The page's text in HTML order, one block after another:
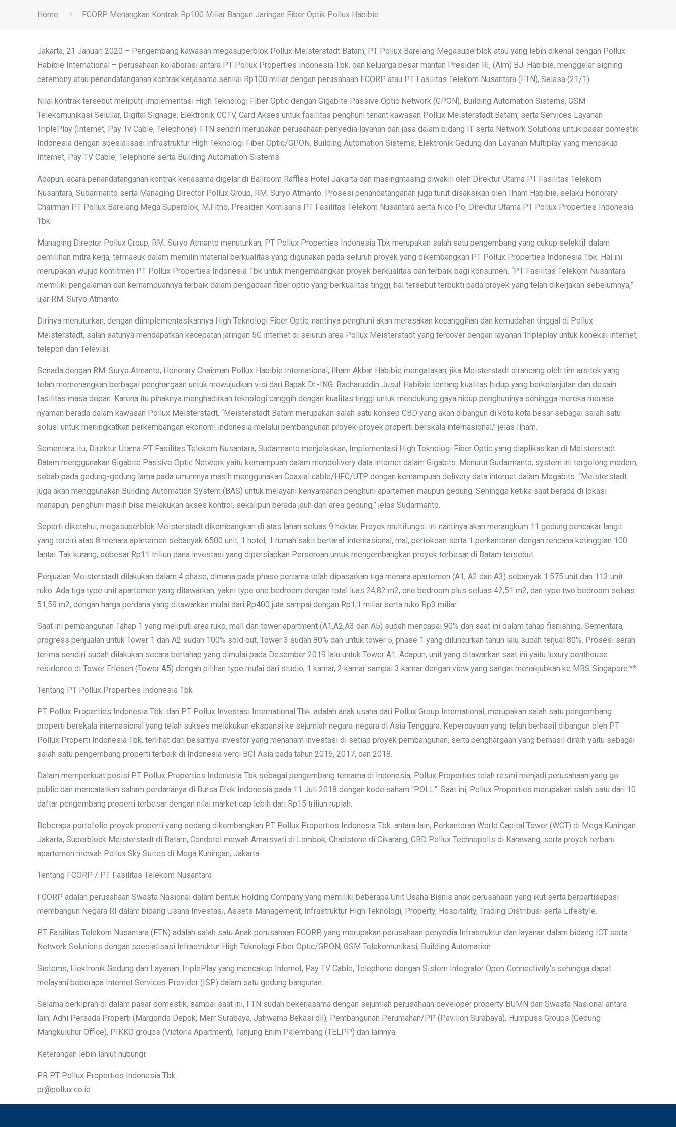
Home FCORP Menangkan Kontrak Rp100 Miliar Bangun Jaringan Fiber Optik Pollux Habibie
Jakarta, 21 Januari 2020 – Pengembang kawasan megasuperblok Pollux Meisterstadt Batam, PT Pollux Barelang Megasuperblok atau yang lebih dikenal dengan Pollux
Habibie International – perusahaan kolaborasi antara PT Pollux Properties Indonesia Tbk. dan keluarga besar mantan Presiden RI, (Alm) BJ. Habibie, menggelar signing
ceremony atau penandatanganan kontrak kerjasama senilai Rp100 miliar dengan perusahaan FCORP atau PT Fasilitas Telekom Nusantara (FTN), Selasa (21/1).
Nilai kontrak tersebut meliputi; implementasi High Teknologi Fiber Optic dengan Gigabite Passive Optic Network (GPON), Building Automation Sistems, GSM
Telekomunikasi Selullar, Digital Signage, Elektronik CCTV, Card Akses untuk fasilitas penghuni tenant kawasan Pollux Meisterstadt Batam, serta Services Layanan
TriplePlay (Internet, Pay Tv Cable, Telephone). FTN sendiri merupakan perusahaan penyedia layanan dan jasa dalam bidang IT serta Network Solutions untuk pasar domestik
Indonesia dengan spesialisasi Infrastruktur High Teknologi Fiber Optic/GPON, Building Automation Sistems, Elektronik Gedung dan Layanan Multiplay yang mencakup
Internet, Pay TV Cable, Telephone serta Building Automation Sistems.
Adapun, acara penandatanganan kontrak kerjasama digelar di Ballroom Raffles Hotel Jakarta dan masingmasing diwakili oleh Direktur Utama PT Fasilitas Telekom
Nusantara, Sudarmanto serta Managing Director Pollux Group, RM. Suryo Atmanto. Prosesi penandatanganan juga turut disaksikan oleh Ilham Habibie, selaku Honorary
Chairman PT Pollux Barelang Mega Superblok, M.Fitno, Presiden Komisaris PT Fasilitas Telekom Nusantara serta Nico Po, Direktur Utama PT Pollux Properties Indonesia
Tbk.
Managing Director Pollux Group, RM. Suryo Atmanto menuturkan, PT Pollux Properties Indonesia Tbk merupakan salah satu pengembang yang cukup selektif dalam
pemilihan mitra kerja, termasuk dalam memilih material berkualitas yang digunakan pada seluruh proyek yang dikembangkan PT Pollux Properties Indonesia Tbk. Hal ini
merupakan wujud komitmen PT Pollux Properties Indonesia Tbk untuk mengembangkan proyek berkualitas dan terbaik bagi konsumen. “PT Fasilitas Telekom Nusantara
memiliki pengalaman dan kemampuannya terbaik dalam pengadaan fiber optic yang berkualitas tinggi, hal tersebut terbukti pada proyek yang telah dikerjakan sebelumnya,”
ujar RM. Suryo Atmanto.
Dirinya menuturkan, dengan diimplementasikannya High Teknologi Fiber Optic, nantinya penghuni akan merasakan kecanggihan dan kemudahan tinggal di Pollux
Meisterstadt, salah satunya mendapatkan kecepatan jaringan 5G internet di seluruh area Pollux Meisterstadt yang tercover dengan layanan Tripleplay untuk koneksi internet,
telepon dan Televisi.
Senada dengan RM. Suryo Atmanto, Honorary Chairman Pollux Habibie International, Ilham Akbar Habibie mengatakan, jika Meisterstadt dirancang oleh tim arsitek yang
telah memenangkan berbagai penghargaan untuk mewujudkan visi dari Bapak Dr.-ING. Bacharuddin Jusuf Habibie tentang kualitas hidup yang berkelanjutan dan desain
fasilitas masa depan. Karena itu pihaknya menghadirkan teknologi canggih dengan kualitas tinggi untuk mendukung gaya hidup penghuninya sehingga mereka merasa
nyaman berada dalam kawasan Pollux Meisterstadt. “Meisterstadt Batam merupakan salah satu konsep CBD yang akan dibangun di kota kota besar sebagai salah satu
solusi untuk meningkatkan perkembangan ekonomi indonesia melalui pembangunan proyek-proyek properti berskala internasional,” jelas Ilham.
Sementara itu, Direktur Utama PT Fasilitas Telekom Nusantara, Sudarmanto menjelaskan, Implementasi High Teknologi Fiber Optic yang diaplikasikan di Meisterstadt
Batam menggunakan Gigabite Passive Optic Network yaitu kemampuan dalam mendelivery data internet dalam Gigabits. Menurut Sudarmanto, system ini tergolong modern,
sebab pada gedung-gedung lama pada umumnya masih menggunakan Coaxial cable/HFC/UTP dengan kemampuan delivery data internet dalam Megabits. “Meisterstadt
juga akan menggunakan Building Automation System (BAS) untuk melayani kenyamanan penghuni apartemen maupun gedung. Sehingga ketika saat berada di lokasi
manapun, penghuni masih bisa melakukan akses kontrol, sekalipun berada jauh dari area gedung,” jelas Sudarmanto.
Seperti diketahui, megasuperblok Meisterstadt dikembangkan di atas lahan seluas 9 hektar. Proyek multifungsi ini nantinya akan merangkum 11 gedung pencakar langit
yang terdiri atas 8 menara apartemen sebanyak 6500 unit, 1 hotel, 1 rumah sakit bertaraf internasional, mal, pertokoan serta 1 perkantoran dengan rencana ketinggian 100
lantai. Tak kurang, sebesar Rp11 triliun dana investasi yang dipersiapkan Perseroan untuk mengembangkan proyek terbesar di Batam tersebut.
Penjualan Meisterstadt dilakukan dalam 4 phase, dimana pada phase pertama telah dipasarkan tiga menara apartemen (A1, A2 dan A3) sebanyak 1.575 unit dan 113 unit
ruko. Ada tiga type unit apartemen yang ditawarkan, yakni type one bedroom dengan total luas 24,82 m2, one bedroom plus seluas 42,51 m2, dan type two bedroom seluas
51,59 m2, dengan harga perdana yang ditawarkan mulai dari Rp400 juta sampai dengan Rp1,1 miliar serta ruko Rp3 miliar.
Saat ini pembangunan Tahap 1 yang meliputi area ruko, mall dan tower apartment (A1,A2,A3 dan A5) sudah mencapai 90% dan saat ini dalam tahap fisnishing. Sementara,
progress penjualan untuk Tower 1 dan A2 sudah 100% sold out, Tower 3 sudah 80% dan untuk tower 5, phase 1 yang diluncurkan tahun lalu sudah terjual 80%. Prosesi serah
terima sendiri sudah dilakukan secara bertahap yang dimulai pada Desember 2019 lalu untuk Tower A1. Adapun, unit yang ditawarkan saat ini yaitu luxury penthouse
residence di Tower Erlesen (Tower A5) dengan pilihan type mulai dari studio, 1 kamar, 2 kamar sampai 3 kamar dengan view yang sangat menakjubkan ke MBS Singapore.**
Tentang PT Pollux Properties Indonesia Tbk
PT Pollux Properties Indonesia Tbk. dan PT Pollux Investasi International Tbk. adalah anak usaha dari Pollux Group International, merupakan salah satu pengembang
properti berskala internasional yang telah sukses melakukan ekspansi ke sejumlah negara-negara di Asia Tenggara. Kepercayaan yang telah berhasil dibangun oleh PT
Pollux Properti Indonesia Tbk. terlihat dari besarnya investor yang menanam investasi di setiap proyek pembangunan, serta penghargaan yang berhasil diraih yaitu sebagai
salah satu pengembang properti terbaik di Indonesia verci BCI Asia pada tahun 2015, 2017, dan 2018.
Dalam memperkuat posisi PT Pollux Properties Indonesia Tbk sebagai pengembang ternama di Indonesia, Pollux Properties telah resmi menjadi perusahaan yang go
public dan mencatatkan saham perdananya di Bursa Efek Indonesia pada 11 Juli 2018 dengan kode saham “POLL”. Saat ini, Pollux Properties merupakan salah satu dari 10
daftar pengembang properti terbesar dengan nilai market cap lebih dari Rp15 triliun rupiah.
Beberapa portofolio proyek properti yang sedang dikembangkan PT Pollux Properties Indonesia Tbk. antara lain; Perkantoran World Capital Tower (WCT) di Mega Kuningan
Jakarta, Superblock Meisterstadt di Batam, Condotel mewah Amarsvati di Lombok, Chadstone di Cikarang, CBD Pollux Technopolis di Karawang, serta proyek terbaru
apartemen mewah Pollux Sky Suites di Mega Kuningan, Jakarta.
Tentang FCORP / PT Fasilitas Telekom Nusantara
FCORP adalah perusahaan Swasta Nasional dalam bentuk Holding Company yang memiliki beberapa Unit Usaha Bisnis anak perusahaan yang ikut serta berpartisapasi
membangun Negara RI dalam bidang Usaha Investasi, Assets Management, Infrastruktur High Teknologi, Property, Hospitality, Trading Distribusi serta Lifestyle.
PT Fasilitas Telekom Nusantara (FTN) adalah salah satu Anak perusahaan FCORP, yang merupakan perusahaan penyedia Infrastruktur dan layanan dalam bidang ICT serta
Network Solutions dengan spesialisasi Infrastruktur High Teknologi Fiber Optic/GPON, GSM Telekomunikasi, Building Automation
Sistems, Elektronik Gedung dan Layanan TriplePlay yang mencakup Internet, Pay TV Cable, Telephone dengan Sistem Integrator Open Connectivity’s sehingga dapat
melayani beberapa Internet Services Provider (ISP) dalam satu gedung bangunan.
Selama berkiprah di dalam pasar domestik, sampai saat ini, FTN sudah bekerjasama dengan sejumlah perusahaan developer property BUMN dan Swasta Nasional antara
lain; Adhi Persada Properti (Margonda Depok, Merr Surabaya, Jatiwarna Bekasi dll), Pembangunan Perumahan/PP (Pavilion Surabaya), Humpuss Groups (Gedung
Mangkuluhur Office), PIKKO groups (Victoria Apartment), Tanjung Enim Palembang (TELPP) dan lainnya.
Keterangan lebih lanjut hubungi:
PR PT Pollux Properties Indonesia Tbk.
pr@pollux.co.id